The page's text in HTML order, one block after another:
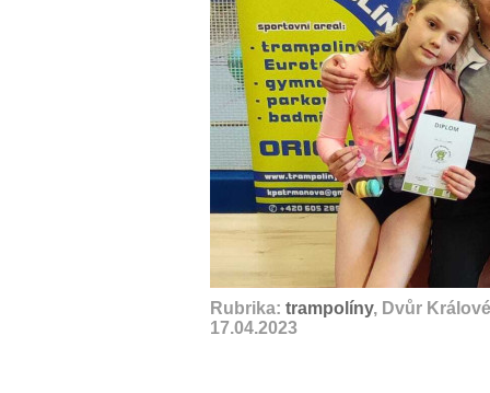
Rubrika: trampolíny, Dvůr
17.04.2023